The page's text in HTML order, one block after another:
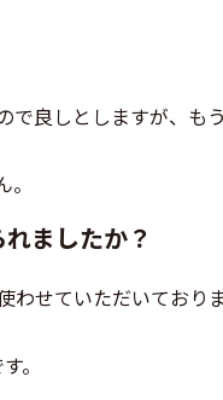
で良しとしますが、も
ましたか？
わせていただいており
。